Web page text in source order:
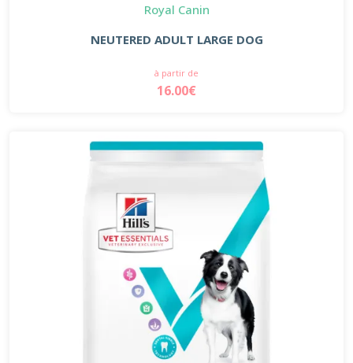
Royal Canin
NEUTERED ADULT LARGE DOG
à partir de
16.00€